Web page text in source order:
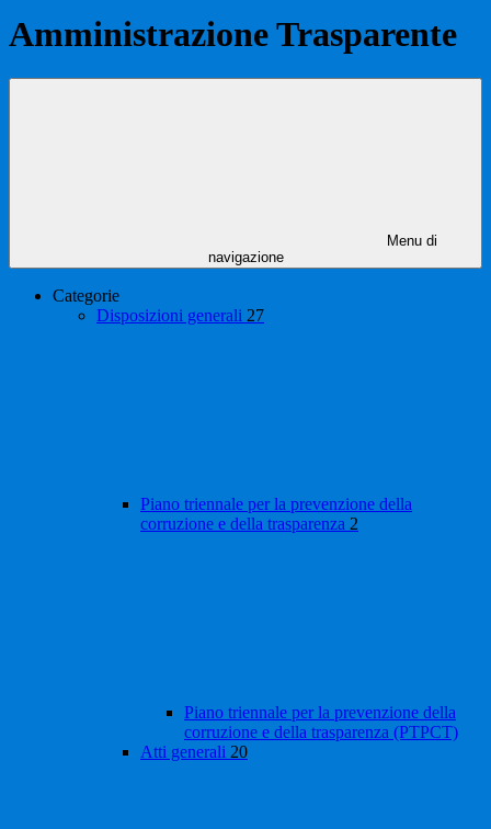
Amministrazione Trasparente
Menu di
navigazione
Categorie
Disposizioni generali 27
Piano triennale per la prevenzione della
corruzione e della trasparenza 2
Piano triennale per la prevenzione della
corruzione e della trasparenza (PTPCT)
Atti generali 20